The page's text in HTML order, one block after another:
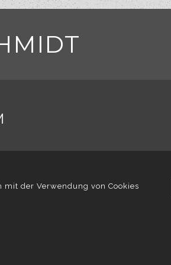
mit der Verwendung von Cookies